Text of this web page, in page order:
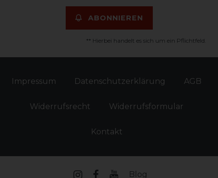
ABONNIEREN
** Hierbei handelt es sich um ein Pflichtfeld.
Impressum Daten­schutz­erklärung AGB
Widerrufs­recht Widerrufs­formular
Kontakt
Blog